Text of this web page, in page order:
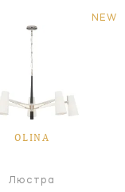
NEW
OLINA
Люстра